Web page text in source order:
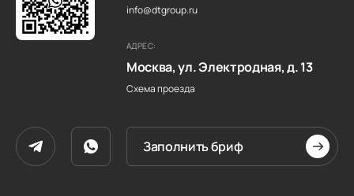
info@dtgroup.ru
АДРЕС:
Москва, ул. Электродная, д. 13
Схема проезда
Заполнить бриф